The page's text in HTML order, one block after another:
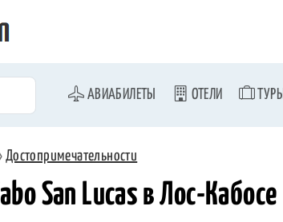
АВИАБИЛЕТЫ ОТЕЛИ ТУРЫ
Достопримечательности
San Lucas в Лос-Кабосе